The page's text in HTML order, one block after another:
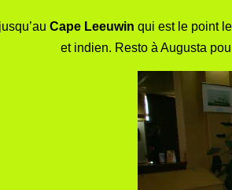
Cape Leeuwin qui est le point
et indien. Resto à Augusta